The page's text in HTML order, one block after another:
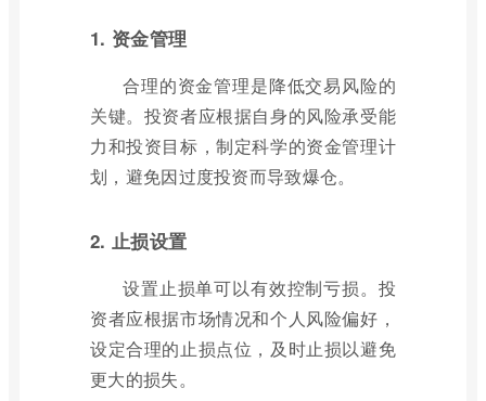
1. 资金管理
合理的资金管理是降低交易风险的
关键。投资者应根据自身的风险承受能
力和投资目标，制定科学的资金管理计
划，避免因过度投资而导致爆仓。
2. 止损设置
设置止损单可以有效控制亏损。投
资者应根据市场情况和个人风险偏好，
设定合理的止损点位，及时止损以避免
更大的损失。